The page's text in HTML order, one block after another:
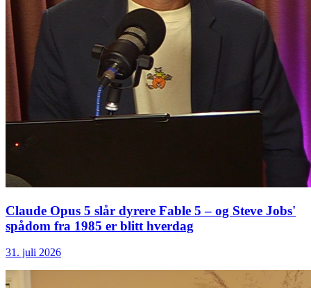
Claude Opus 5 slår dyrere Fable 5 – og Steve Jobs'
spådom fra 1985 er blitt hverdag
31. juli 2026